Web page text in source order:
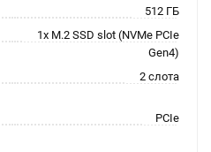
512 ГБ
1x M.2 SSD slot (NVMe PCIe
Gen4)
2 слота
PCIe